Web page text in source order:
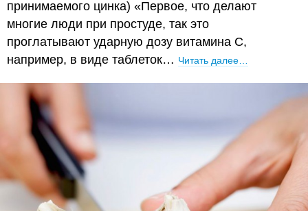
принимаемого цинка) «Первое, что делают
многие люди при простуде, так это
проглатывают ударную дозу витамина С,
например, в виде таблеток… Читать далее…